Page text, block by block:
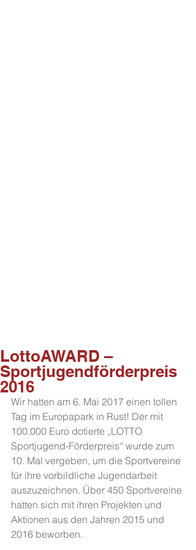
LottoAWARD –
Sportjugendförderpreis
2016
Wir hatten am 6. Mai 2017 einen tollen
Tag im Europapark in Rust! Der mit
100.000 Euro dotierte „LOTTO
Sportjugend-Förderpreis“ wurde zum
10. Mal vergeben, um die Sportvereine
für ihre vorbildliche Jugendarbeit
auszuzeichnen. Über 450 Sportvereine
hatten sich mit ihren Projekten und
Aktionen aus den Jahren 2015 und
2016 beworben.